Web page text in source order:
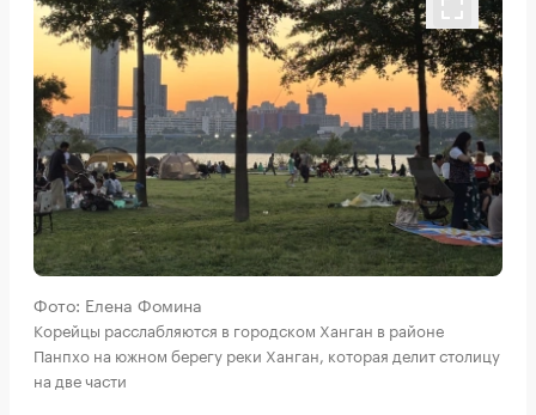
Фото: Елена Фомина
Корейцы расслабляются в городском Ханган в районе
Панпхо на южном берегу реки Ханган, которая делит столицу
на две части